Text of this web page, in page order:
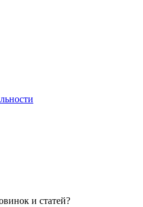
и статей?